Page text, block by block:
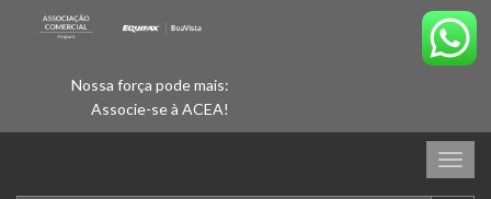
Nossa força pode mais:
Associe-se à ACEA!